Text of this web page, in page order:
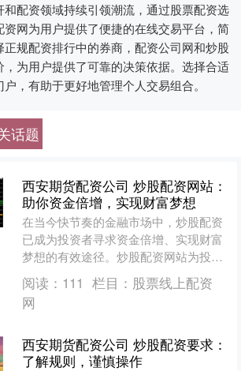
配资领域持续引领潮流，通过股票配资选
资网为用户提供了便捷的在线交易平台，简
规配资排行中的券商，配资公司网和炒股
为用户提供了可靠的决策依据。选择合适
，有助于更好地管理个人交易组合。
话题
西安期货配资公司 炒股配资网站：
助你资金倍增，实现财富梦想
在当今快节奏的金融市场中，炒股配资
已成为投资者寻求资金倍增、实现财富
梦想的有效途径。炒股配资网站为投资
者提供杠杆资金，放大其投资能力，从
而获得更高的收益。 此外....
阅读： 111 栏目： 股票线上配资
网
西安期货配资公司 炒股配资要求：
了解规则，谨慎操作